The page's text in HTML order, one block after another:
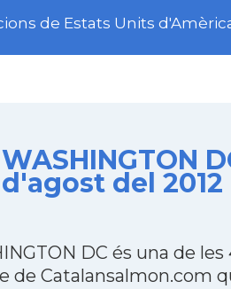
de Estats Units
del 2012
DC és una de les
de Catalansalmon.com